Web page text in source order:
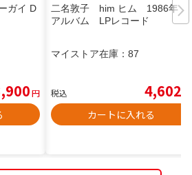
ガイ D
円
二名敦子 him ヒム 1986年
アルバム LPレコード
マイストア在庫： 87
税込 4,602
カートに入れる